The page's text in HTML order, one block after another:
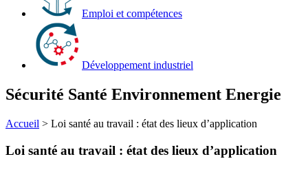
Emploi et compétences
Développement industriel
Sécurité Santé Environnement Energie
Accueil > Loi santé au travail : état des lieux d’application
Loi santé au travail : état des lieux d’application